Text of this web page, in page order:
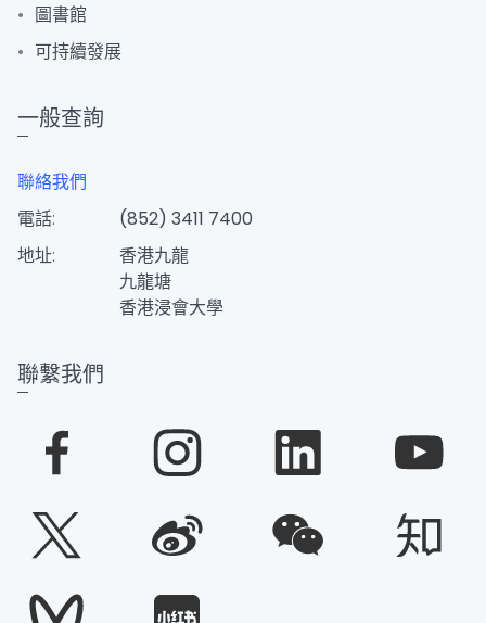
圖書館
可持續發展
一般查詢
聯絡我們
電話:
(852) 3411 7400
地址:
香港九龍
九龍塘
香港浸會大學
聯繫我們